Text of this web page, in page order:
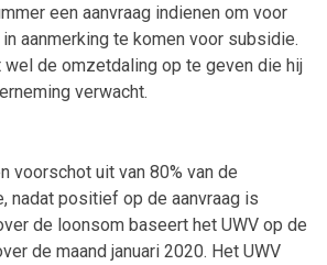
een aanvraag indienen om voor
aanmerking te komen voor subsidie.
de omzetdaling op te geven die hij
verwacht.
voorschot uit van 80% van de
nadat positief op de aanvraag is
de loonsom baseert het UWV op de
de maand januari 2020. Het UWV